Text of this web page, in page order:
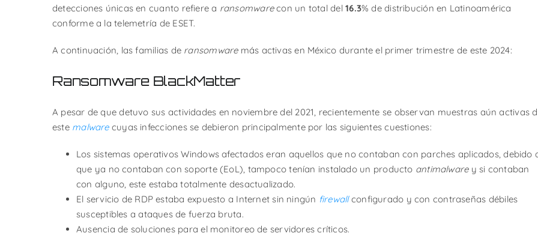
detecciones únicas en cuanto refiere a ransomwarecon un total del16.3% de distribución en Latinoamérica
conforme a la telemetría de ESET.
A continuación, las familias de ransomwaremás activas en México durante el primer trimestre de este 2024:
Ransomware BlackMatter
A pesar de que detuvo sus actividades en noviembre del 2021, recientemente se observan muestras aún activas
este malwarecuyas infecciones se debieron principalmente por las siguientes cuestiones:
Los sistemas operativos Windows afectados eran aquellos que no contaban con parches aplicados, debido
que ya no contaban con soporte (EoL), tampoco tenían instalado un producto antimalwarey si contaban
con alguno, este estaba totalmente desactualizado.
El servicio de RDP estaba expuesto a Internet sin ningún firewallconfigurado y con contraseñas débiles
susceptibles a ataques de fuerza bruta.
Ausencia de soluciones para el monitoreo de servidores críticos.